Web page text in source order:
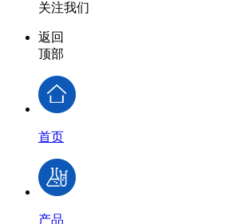
关注我们
返回
顶部
首页
产品